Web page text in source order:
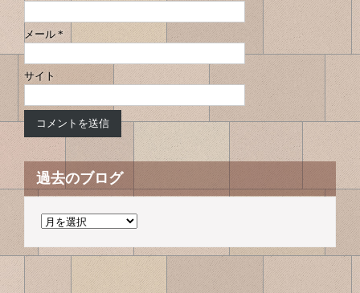
メール*
サイト
過去のブログ
過
の
ブ